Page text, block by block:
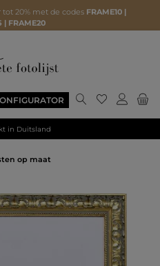
tot 20% met de codes FRAME10 |
| FRAME20
in Duitsland
op maat